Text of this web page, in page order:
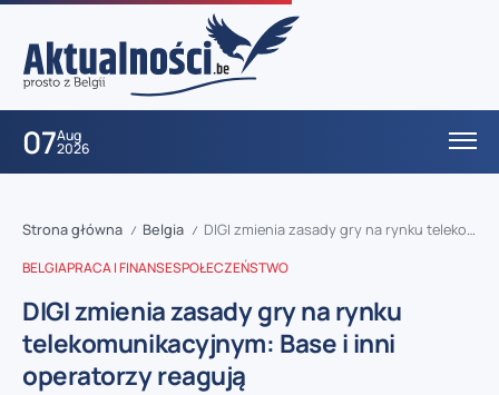
07Aug
2026
Strona główna / Belgia / DIGI zmienia zasady gry na rynku telekomunikacyjnym: Base i inni operatorzy reagują
BELGIAPRACA I FINANSESPOŁECZEŃSTWO
DIGI zmienia zasady gry na rynku
telekomunikacyjnym: Base i inni
operatorzy reagują